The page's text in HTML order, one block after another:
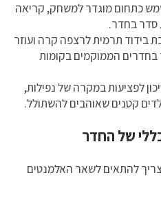
כתחום מוגדר למשחק, קריאה
סדר בחדר.
בידוד תרמית לרצפה קרה ועוזר
הממוקמים בקומות
לפציעות במקרה של נפילות,
קטנים שאוהבים להשתולל.
של החדר
צריך להתאים לשאר האלמנטים